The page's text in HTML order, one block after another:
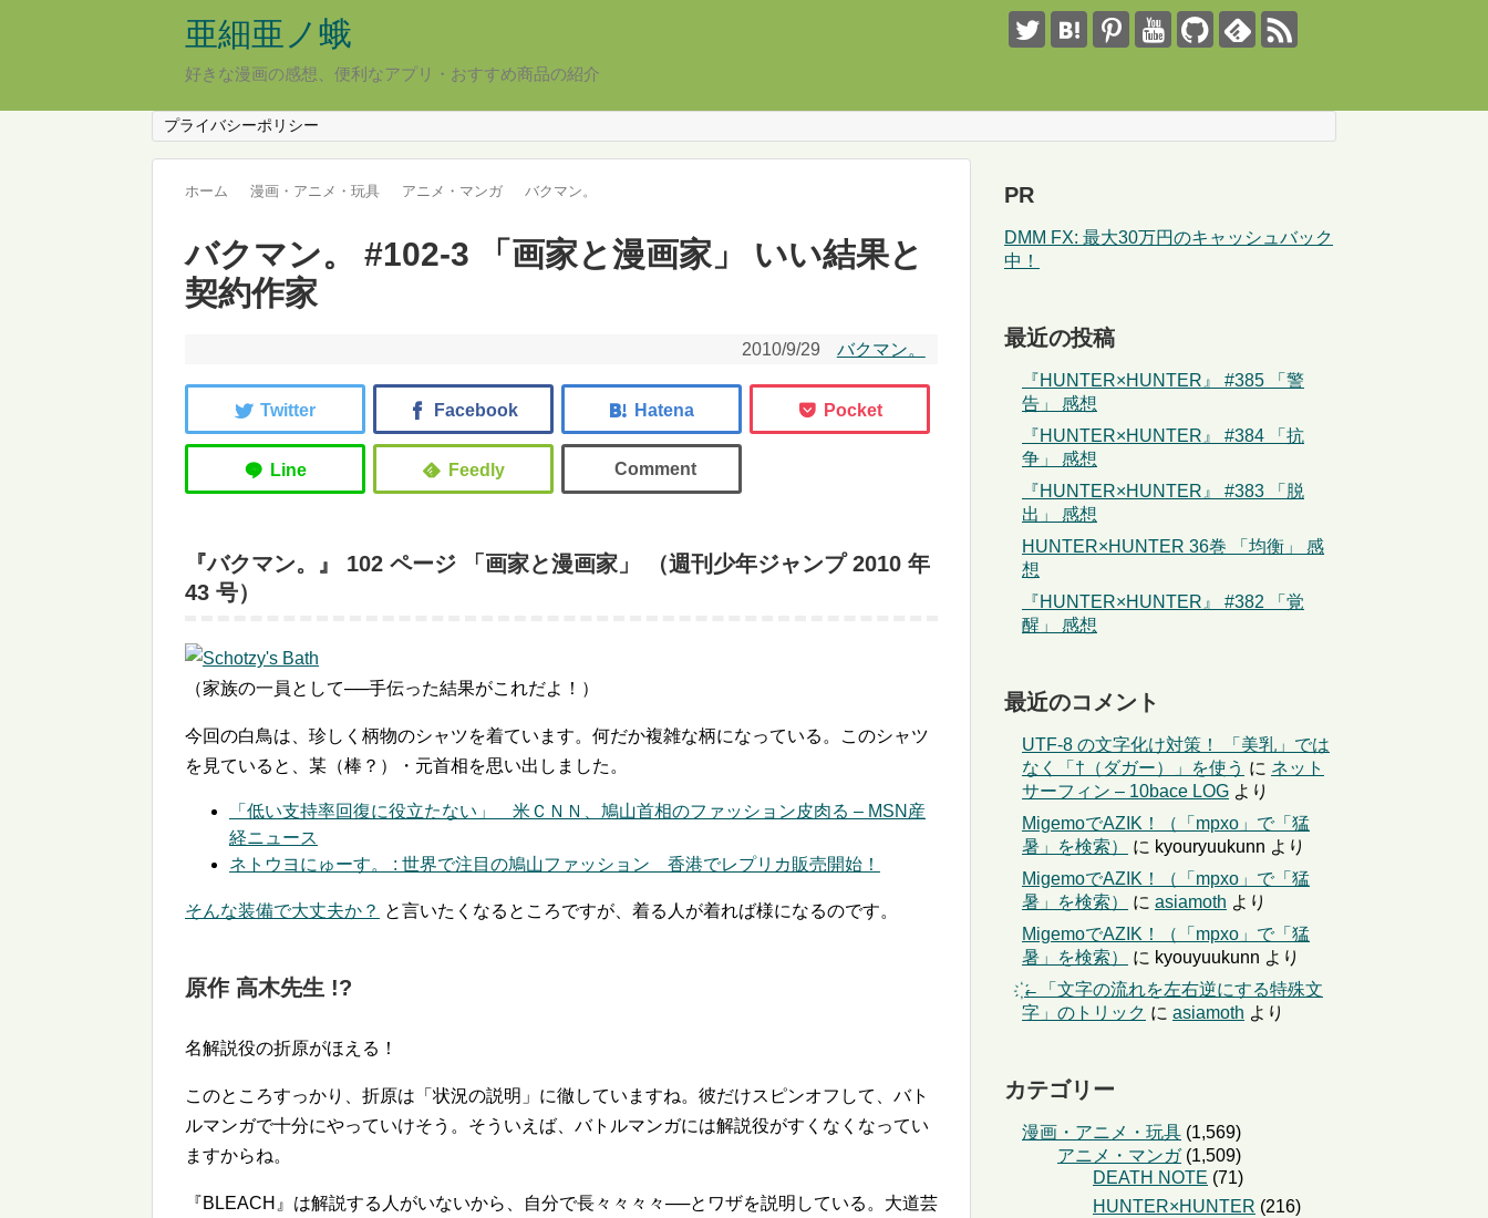
亜細亜ノ蛾
好きな漫画の感想、便利なアプリ・おすすめ商品の紹介
プライバシーポリシー
ホーム 漫画・アニメ・玩具 アニメ・マンガ バクマン。
バクマン。 #102-3 「画家と漫画家」 いい結果と
契約作家
2010/9/29 バクマン。
『バクマン。』 102 ページ 「画家と漫画家」 （週刊少年ジャンプ 2010 年
43 号）
（家族の一員として──手伝った結果がこれだよ！）
今回の白鳥は、珍しく柄物のシャツを着ています。何だか複雑な柄になっている。このシャツ
を見ていると、某（棒？）・元首相を思い出しました。
「低い支持率回復に役立たない」 米ＣＮＮ、鳩山首相のファッション皮肉る – MSN産
経ニュース
ネトウヨにゅーす。 : 世界で注目の鳩山ファッション 香港でレプリカ販売開始！
そんな装備で大丈夫か？ と言いたくなるところですが、着る人が着れば様になるのです。
原作 高木先生 !?
名解説役の折原がほえる！
このところすっかり、折原は「状況の説明」に徹していますね。彼だけスピンオフして、バト
ルマンガで十分にやっていけそう。そういえば、バトルマンガには解説役がすくなくなってい
ますからね。
『BLEACH』は解説する人がいないから、自分で長々々々々──とワザを説明している。大道芸
PR
DMM FX: 最大30万円のキャッシュバック
中！
最近の投稿
『HUNTER×HUNTER』 #385 「警
告」 感想
『HUNTER×HUNTER』 #384 「抗
争」 感想
『HUNTER×HUNTER』 #383 「脱
出」 感想
HUNTER×HUNTER 36巻 「均衡」 感
想
『HUNTER×HUNTER』 #382 「覚
醒」 感想
最近のコメント
UTF-8 の文字化け対策！ 「美乳」では
なく「†（ダガー）」を使う に ネット
サーフィン – 10bace LOG より
MigemoでAZIK！（「mpxo」で「猛
暑」を検索）
に kyouryuukunn より
MigemoでAZIK！（「mpxo」で「猛
暑」を検索）
に asiamoth より
MigemoでAZIK！（「mpxo」で「猛
暑」を検索）
に kyouyuukunn より
҉←「文字の流れを左右逆にする特殊文
字」のトリック に asiamoth より
カテゴリー
漫画・アニメ・玩具 (1,569)
アニメ・マンガ(1,509)
DEATH NOTE (71)
HUNTER×HUNTER (216)